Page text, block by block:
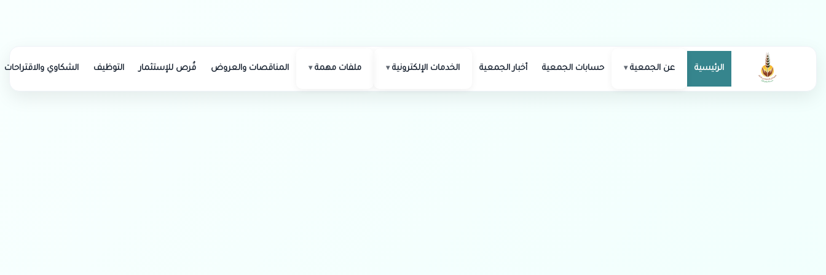
الرئيسية عن الجمعية حسابات الجمعية أخبار الجمعية الخدمات الإلكترونية ملفات مهمة المناقصات والعروض فُرص للإستثمار التوظيف الشكاوي والاقتراحات